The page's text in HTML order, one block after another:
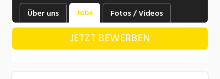
Industrie, Maschinenbau, Anlagenbau,
Produktion
Informatik, Telekommunikation
Über uns Jobs Fotos / Videos
JETZT BEWERBEN